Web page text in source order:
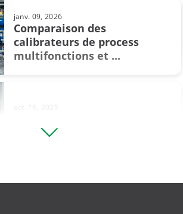
févr. 10, 2021
Comment étalonner un
thermostat ?
janv. 09, 2026
Comparaison des
calibrateurs de process
multifonctions et ...
oct. 16, 2025
logiciels de métrologie ...